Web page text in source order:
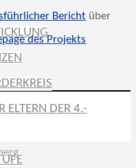
ELTERN DER 4.-
Bericht über
des Projekts